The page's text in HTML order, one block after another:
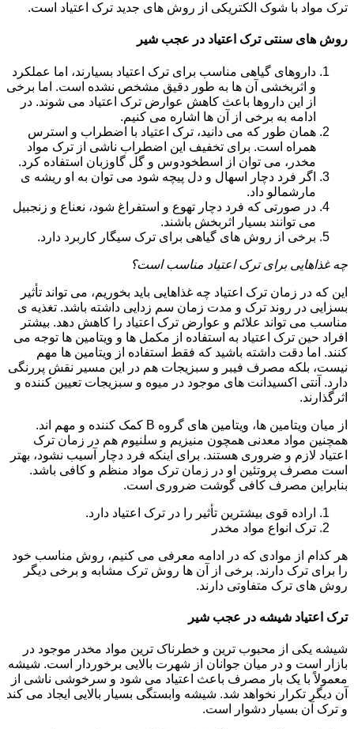
ترک مواد با شوک الکتریکی از روش های جدید ترک اعتیاد است.
روش های سنتی ترک اعتیاد در عجب شیر
داروهای گیاهی مناسب برای ترک اعتیاد بسیارند، اما عملکرد
و اثربخشی آن ها به طور دقیق مشخص نشده است. اما برخی
از این داروها باعث کاهش عوارض ترک اعتیاد می شوند. در
ادامه به برخی از آن ها اشاره می کنیم.
همان طور که می دانید، ترک اعتیاد با اضطراب و استرس
همراه است. برای تخفیف این اضطراب ناشی از ترک مواد
مخدر، می توان از اسطخودوس و گل گاوزبان استفاده کرد.
اگر فرد دچار اسهال و دل پیچه شود می توان به او ریشه ی
مارشمالو داد.
در صورتی که فرد دچار تهوع و استفراغ شود، نعناع و زنجبیل
می توانند بسیار اثربخش باشند.
برخی از روش های گیاهی برای ترک سیگار کاربرد دارد.
چه غذاهایی برای ترک اعتیاد مناسب است؟
این که در زمان ترک اعتیاد چه غذاهایی باید بخوریم، می تواند تأثیر
بسزایی در روند ترک و مدت زمان سم زدایی داشته باشد. تغذیه ی
مناسب می تواند علائم و عوارض ترک اعتیاد را کاهش دهد. بیشتر
افراد حین ترک اعتیاد به استفاده از مکمل ها و ویتامین ها توجه می
کنند. اما دقت داشته باشید که فقط استفاده از ویتامین ها مهم
نیست، بلکه مصرف فیبر و سبزیجات هم در این مسیر نقش پررنگی
دارد. آنتی اکسیدانت های موجود در میوه و سبزیجات تعیین کننده و
اثرگذارند.
از میان ویتامین ها، ویتامین های گروه B کمک کننده و مهم اند.
همچنین مواد معدنی همچون منیزیم و سلنیوم هم در زمان ترک
اعتیاد لازم و ضروری هستند. برای اینکه فرد دچار آسیب نشود، بهتر
است مصرف پروتئین او در زمان ترک مواد منظم و کافی باشد.
بنابراین مصرف کافی گوشت ضروری است.
اراده قوی بیشترین تأثیر را در ترک اعتیاد دارد.
ترک انواع مواد مخدر
هر کدام از موادی که در ادامه معرفی می کنیم، روش مناسب خود
را برای ترک دارند. برخی از آن ها روش ترک مشابه و برخی دیگر
روش های ترک متفاوتی دارند.
ترک اعتیاد شیشه در عجب شیر
شیشه یکی از محبوب ترین و خطرناک ترین مواد مخدر موجود در
بازار است و در میان جوانان از شهرت بالایی برخوردار است. شیشه
معمولاً با یک بار مصرف باعث اعتیاد می شود و سرخوشی ناشی از
آن دیگر تکرار نخواهد شد. شیشه وابستگی بسیار بالایی ایجاد می کند
و ترک آن بسیار دشوار است.